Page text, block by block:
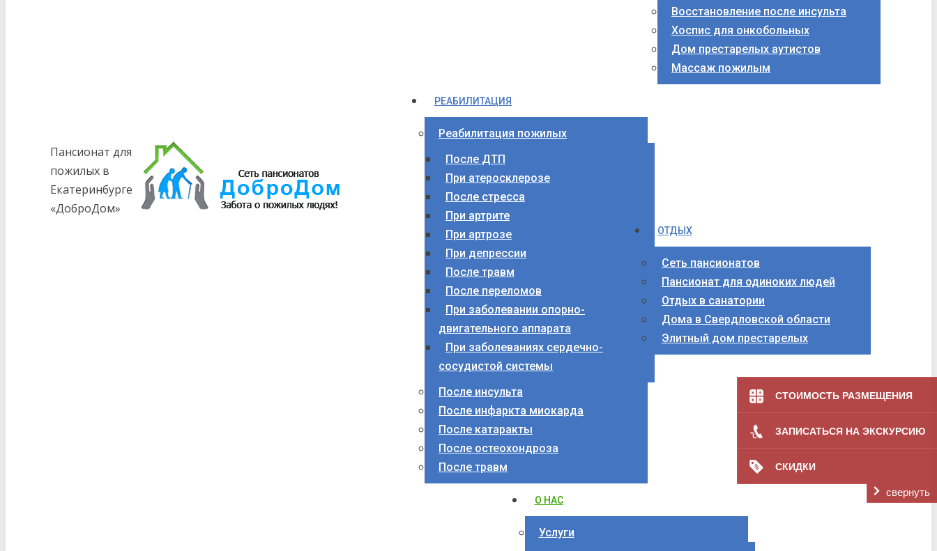
СТОИМОСТЬ РАЗМЕЩЕНИЯ
ЗАПИСАТЬСЯ НА ЭКСКУРСИЮ
СКИДКИ
свернуть
Пансионат для
пожилых в
Екатеринбурге
«ДоброДом»
Восстановление после инсульта
Хоспис для онкобольных
Дом престарелых аутистов
Массаж пожилым
РЕАБИЛИТАЦИЯ
Реабилитация пожилых
После ДТП
При атеросклерозе
После стресса
При артрите
При артрозе
При депрессии
После травм
После переломов
При заболевании опорно-
двигательного аппарата
При заболеваниях сердечно-
сосудистой системы
После инсульта
После инфаркта миокарда
После катаракты
После остеохондроза
После травм
ОТДЫХ
Сеть пансионатов
Пансионат для одиноких людей
Отдых в санатории
Дома в Свердловской области
Элитный дом престарелых
О НАС
Услуги